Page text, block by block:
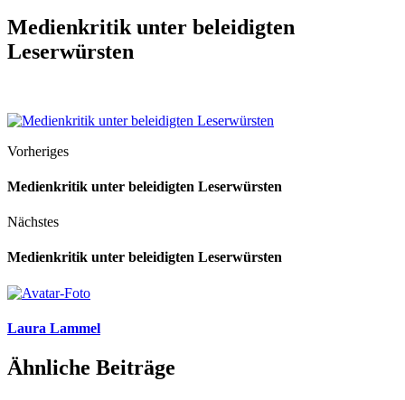
Medienkritik unter beleidigten
Leserwürsten
Vorheriges
Medienkritik unter beleidigten Leserwürsten
Nächstes
Medienkritik unter beleidigten Leserwürsten
Laura Lammel
Ähnliche Beiträge